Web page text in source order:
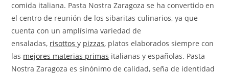
comida italiana. Pasta Nostra Zaragoza se ha convertido en
el centro de reunión de los sibaritas culinarios, ya que
cuenta con un amplísima variedad de
ensaladas, risottosy pizzas, platos elaborados siempre con
las mejores materias primas italianas y españolas. Pasta
Nostra Zaragoza es sinónimo de calidad, seña de identidad